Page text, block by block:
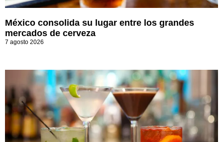
México consolida su lugar entre los grandes
mercados de cerveza
7 agosto 2026